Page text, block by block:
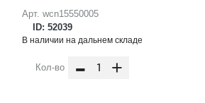
Арт. wcn15550005
ID: 52039
В наличии на дальнем складе
Кол-во - +